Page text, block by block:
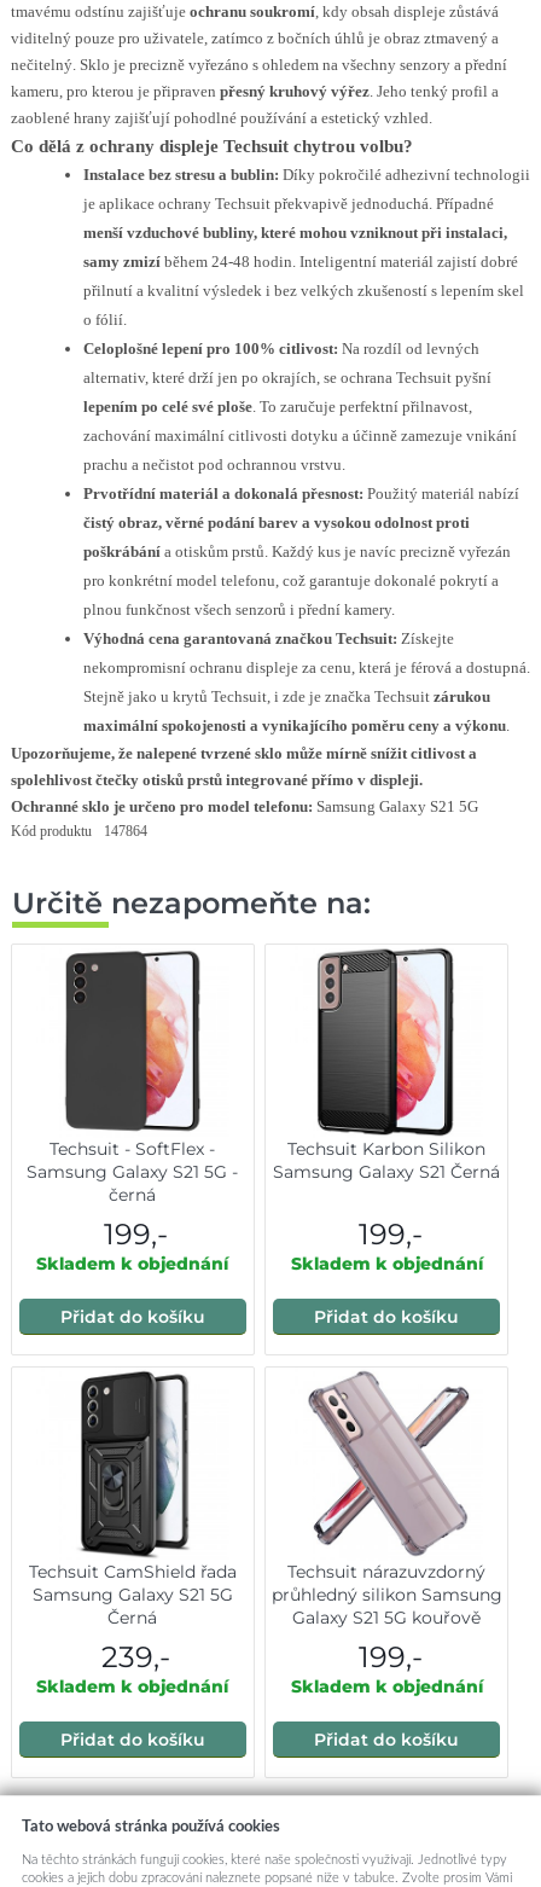
tmavému odstínu zajišťuje ochranu soukromí, kdy obsah displeje zůstává
viditelný pouze pro uživatele, zatímco z bočních úhlů je obraz ztmavený a
nečitelný. Sklo je precizně vyřezáno s ohledem na všechny senzory a přední
kameru, pro kterou je připraven přesný kruhový výřez. Jeho tenký profil a
zaoblené hrany zajišťují pohodlné používání a estetický vzhled.
Co dělá z ochrany displeje Techsuit chytrou volbu?
Instalace bez stresu a bublin: Díky pokročilé adhezivní technologii
je aplikace ochrany Techsuit překvapivě jednoduchá. Případné
menší vzduchové bubliny, které mohou vzniknout při instalaci,
samy zmizíběhem 24-48 hodin. Inteligentní materiál zajistí dobré
přilnutí a kvalitní výsledek i bez velkých zkušeností s lepením skel
o fólií.
Celoplošné lepení pro 100% citlivost: Na rozdíl od levných
alternativ, které drží jen po okrajích, se ochrana Techsuit pyšní
lepením po celé své ploše. To zaručuje perfektní přilnavost,
zachování maximální citlivosti dotyku a účinně zamezuje vnikání
prachu a nečistot pod ochrannou vrstvu.
Prvotřídní materiál a dokonalá přesnost: Použitý materiál nabízí
čistý obraz, věrné podání barev a vysokou odolnost proti
poškrábánía otiskům prstů. Každý kus je navíc precizně vyřezán
pro konkrétní model telefonu, což garantuje dokonalé pokrytí a
plnou funkčnost všech senzorů i přední kamery.
Výhodná cena garantovaná značkou Techsuit: Získejte
nekompromisní ochranu displeje za cenu, která je férová a dostupná.
Stejně jako u krytů Techsuit, i zde je značka Techsuit zárukou
maximální spokojenosti a vynikajícího poměru ceny a výkonu.
Upozorňujeme, že nalepené tvrzené sklo může mírně snížit citlivost a
spolehlivost čtečky otisků prstů integrované přímo v displeji.
Ochranné sklo je určeno pro model telefonu: Samsung Galaxy S21 5G
Kód produktu 147864
Určitě nezapomeňte na:
Techsuit - SoftFlex -
Samsung Galaxy S21 5G -
černá
199,-
Skladem k objednání
Přidat do košíku
Techsuit Karbon Silikon
Samsung Galaxy S21 Černá
199,-
Skladem k objednání
Přidat do košíku
Techsuit CamShield řada
Samsung Galaxy S21 5G
Černá
239,-
Skladem k objednání
Přidat do košíku
Techsuit nárazuvzdorný
průhledný silikon Samsung
Galaxy S21 5G kouřově
199,-
Skladem k objednání
Přidat do košíku
Mohlo by vás zajímat:
Tato webová stránka používá cookies
Na těchto stránkách fungují cookies, které naše společnosti využívají. Jednotlivé typy
cookies a jejich dobu zpracování naleznete popsané níže v tabulce. Zvolte prosím Vámi